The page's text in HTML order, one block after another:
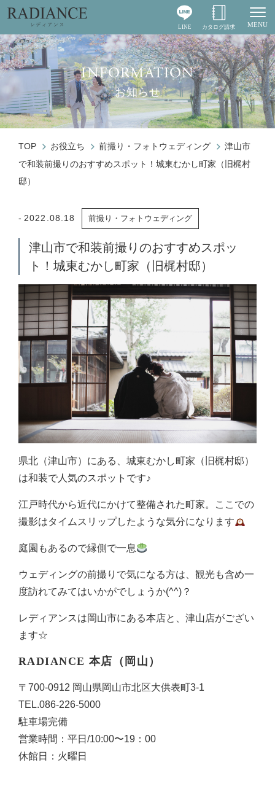
MENU
LINE カタログ請求
INFORMATION
お知らせ
TOP お役立ち 前撮り・フォトウェディング
津山市
で和装前撮りのおすすめスポット！城東むかし町家（旧梶村
邸）
2022.08.18 前撮り・フォトウェディング
津山市で和装前撮りのおすすめスポッ
ト！城東むかし町家（旧梶村邸）
県北（津山市）にある、城東むかし町家（旧梶村邸）
は和装で人気のスポットです♪
江戸時代から近代にかけて整備された町家。ここでの
撮影はタイムスリップしたような気分になります
庭園もあるので縁側で一息
ウェディングの前撮りで気になる方は、観光も含め一
度訪れてみてはいかがでしょうか(^^)？
レディアンスは岡山市にある本店と、津山店がござい
ます☆
RADIANCE 本店（岡山）
〒700-0912 岡山県岡山市北区大供表町3-1
TEL.086-226-5000
駐車場完備
営業時間：平日/10:00〜19：00
休館日：火曜日